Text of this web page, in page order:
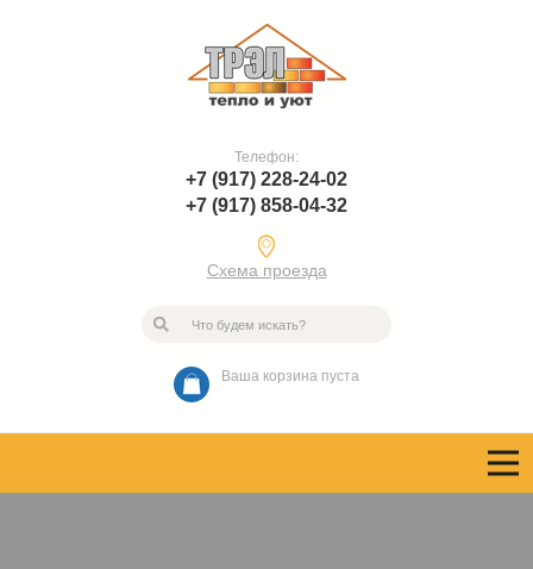
Телефон:
+7 (917) 228-24-02
+7 (917) 858-04-32
Схема проезда
Ваша корзина пуста